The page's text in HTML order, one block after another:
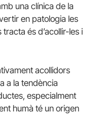
una clínica de la
en patologia les
és d’acollir-les i
acollidors
a la tendència
especialment
humà té un origen